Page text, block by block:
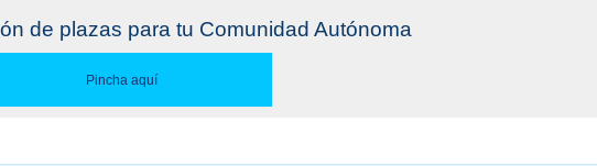
de plazas para tu Comunidad Autónoma
Pincha aquí